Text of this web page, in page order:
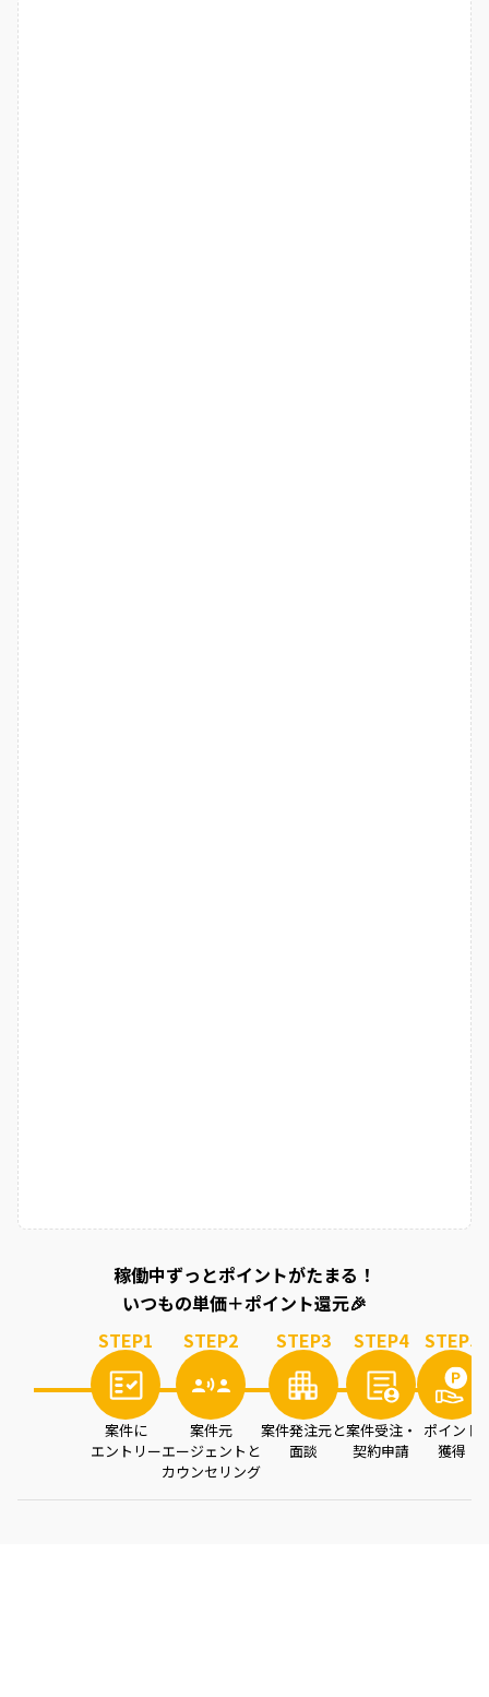
稼働中ずっとポイントがたまる！
いつもの単価＋ポイント還元🎉
STEP1
案件に
エントリー
STEP2
案件元
エージェントと
カウンセリング
STEP3
案件発注元と
面談
STEP4
案件受注・
契約申請
STEP5
ポイント
獲得